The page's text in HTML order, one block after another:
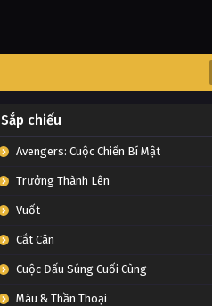
Sắp chiếu
Avengers: Cuộc Chiến Bí Mật
Trưởng Thành Lên
Vuốt
Cắt Cân
Cuộc Đấu Súng Cuối Cùng
Máu & Thần Thoại